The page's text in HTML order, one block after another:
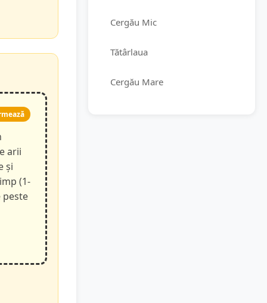
arii
și
(1-
peste
Cergău Mic
Tătârlaua
Cergău Mare